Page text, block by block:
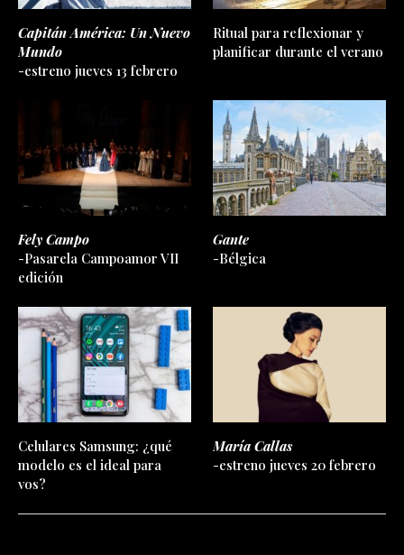
Capitán América: Un Nuevo
Mundo
-estreno jueves 13 febrero
Ritual para reflexionar y
planificar durante el verano
Fely Campo
-Pasarela Campoamor VII
edición
Gante
-Bélgica
Celulares Samsung: ¿qué
modelo es el ideal para
vos?
María Callas
-estreno jueves 20 febrero